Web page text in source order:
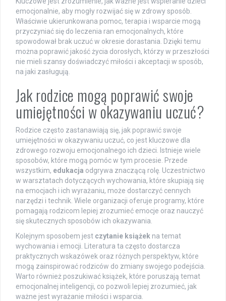
emocjonalnie, aby mogły rozwijać się w zdrowy sposób.
Właściwie ukierunkowana pomoc, terapia i wsparcie mogą
przyczyniać się do leczenia ran emocjonalnych, które
spowodował brak uczuć w okresie dorastania. Dzięki temu
można poprawić jakość życia dorosłych, którzy w przeszłości
nie mieli szansy doświadczyć miłości i akceptacji w sposób,
na jaki zasługują.
Jak rodzice mogą poprawić swoje
umiejętności w okazywaniu uczuć?
Rodzice często zastanawiają się, jak poprawić swoje
umiejętności w okazywaniu uczuć, co jest kluczowe dla
zdrowego rozwoju emocjonalnego ich dzieci. Istnieje wiele
sposobów, które mogą pomóc w tym procesie. Przede
wszystkim, edukacja odgrywa znaczącą rolę. Uczestnictwo
w warsztatach dotyczących wychowania, które skupiają się
na emocjach i ich wyrażaniu, może dostarczyć cennych
narzędzi i technik. Wiele organizacji oferuje programy, które
pomagają rodzicom lepiej zrozumieć emocje oraz nauczyć
się skutecznych sposobów ich okazywania.
Kolejnym sposobem jest czytanie książek na temat
wychowania i emocji. Literatura ta często dostarcza
praktycznych wskazówek oraz różnych perspektyw, które
mogą zainspirować rodziców do zmiany swojego podejścia.
Warto również poszukiwać książek, które poruszają temat
emocjonalnej inteligencji, co pozwoli lepiej zrozumieć, jak
ważne jest wyrażanie miłości i wsparcia.